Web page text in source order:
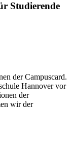
Studierende
der Campuscard.
Hannover vor
der
wir der